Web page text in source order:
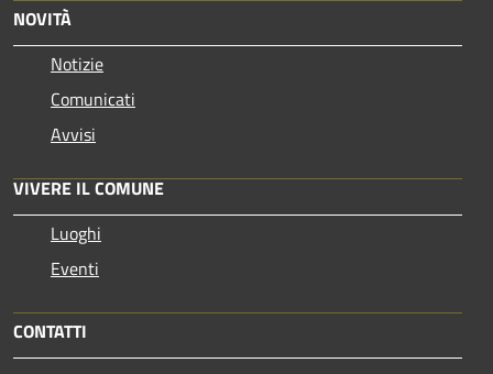
NOVITÀ
Notizie
Comunicati
Avvisi
VIVERE IL COMUNE
Luoghi
Eventi
CONTATTI